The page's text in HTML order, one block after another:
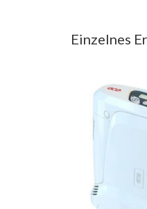
Einzelnes